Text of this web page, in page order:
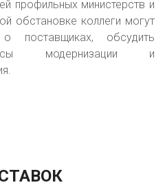
профильных министерств и
обстановке коллеги могут
поставщиках, обсудить
модернизации и